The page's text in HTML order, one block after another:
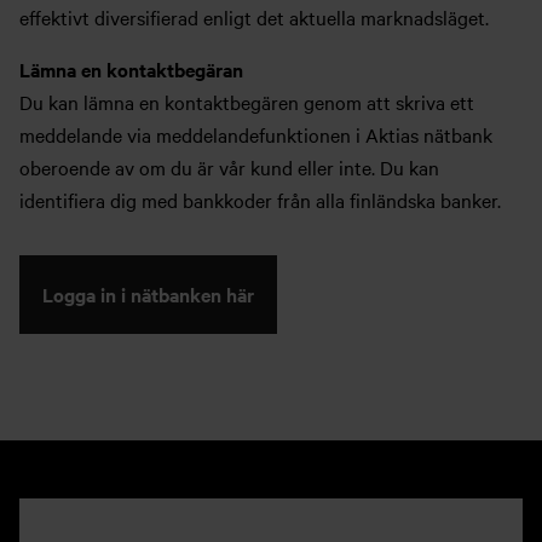
effektivt diversifierad enligt det aktuella marknadsläget.
Lämna en kontaktbegäran
Du kan lämna en kontaktbegären genom att skriva ett
meddelande via meddelandefunktionen i Aktias nätbank
oberoende av om du är vår kund eller inte. Du kan
identifiera dig med bankkoder från alla finländska banker.
Logga in i nätbanken här